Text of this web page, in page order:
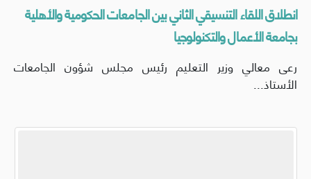
انطلاق اللقاء التنسيقي الثاني بين الجامعات الحكومية والأهلية
بجامعة الأعمال والتكنولوجيا
رعى معالي وزير التعليم رئيس مجلس شؤون الجامعات
الأستاذ...